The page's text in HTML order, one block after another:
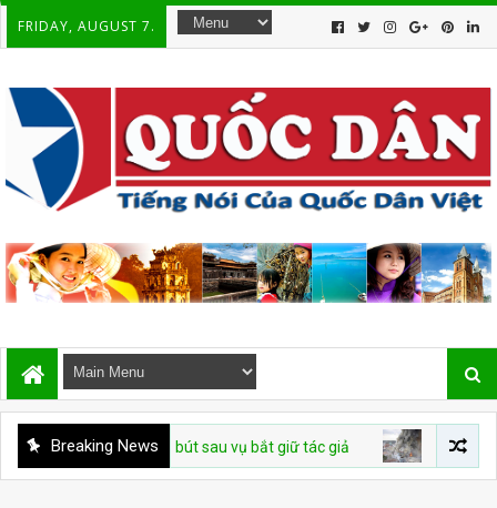
FRIDAY, AUGUST 7.
Breaking News
áp giới cầm bút sau vụ bắt giữ tác giả CHUYỆN VIỆT NAM